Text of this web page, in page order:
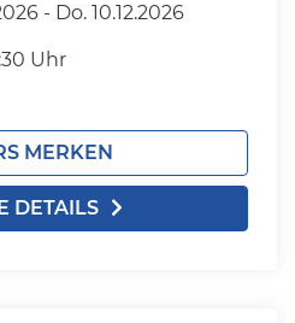
- Do. 10.12.2026
Uhr
MERKEN
DETAILS